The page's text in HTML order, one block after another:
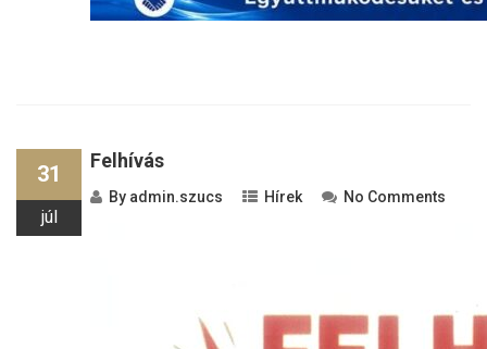
31
júl
Felhívás
By admin.szucs Hírek No Comments